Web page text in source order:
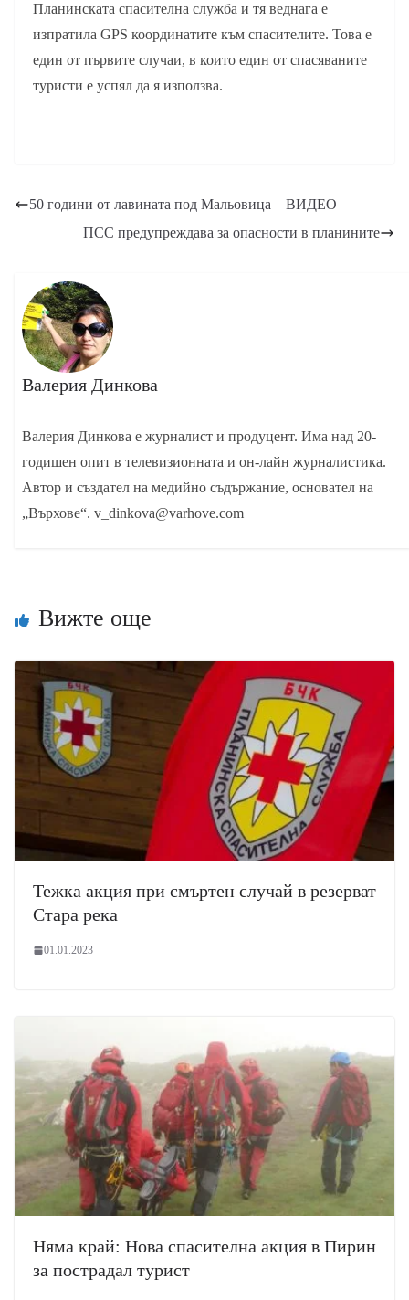
Планинската спасителна служба и тя веднага е
изпратила GPS координатите към спасителите. Това е
един от първите случаи, в които един от спасяваните
туристи е успял да я използва.
50 години от лавината под Мальовица – ВИДЕО
ПСС предупреждава за опасности в планините
Валерия Динкова
Валерия Динкова е журналист и продуцент. Има над 20-
годишен опит в телевизионната и он-лайн журналистика.
Автор и създател на медийно съдържание, основател на
„Върхове“. v_dinkova@varhove.com
Вижте още
Тежка акция при смъртен случай в резерват
Стара река
01.01.2023
Няма край: Нова спасителна акция в Пирин
за пострадал турист